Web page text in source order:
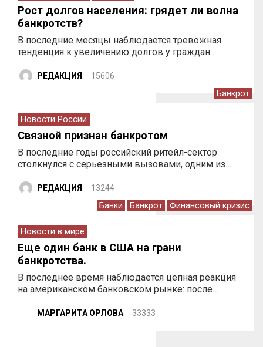
Рост долгов населения: грядет ли волна
банкротств?
В последние месяцы наблюдается тревожная
тенденция к увеличению долгов у граждан…
РЕДАКЦИЯ 15606
Банкрот
Новости России
Связной признан банкротом
В последние годы российский ритейл-сектор
столкнулся с серьезными вызовами, одним из…
РЕДАКЦИЯ 13244
Банки Банкрот Финансовый кризис
Новости в мире
Еще один банк в США на грани
банкротства.
В последнее время наблюдается цепная реакция
на американском банковском рынке: после…
МАРГАРИТА ОРЛОВА 33333